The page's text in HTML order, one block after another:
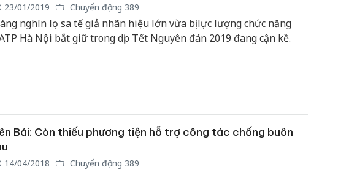
23/01/2019 Chuyển động 389
nghìn lọ sa tế giả nhãn hiệu lớn vừa bị lực lượng chức năng
Hà Nội bắt giữ trong dịp Tết Nguyên đán 2019 đang cận kề.
Bái: Còn thiếu phương tiện hỗ trợ công tác chống buôn
14/04/2018 Chuyển động 389